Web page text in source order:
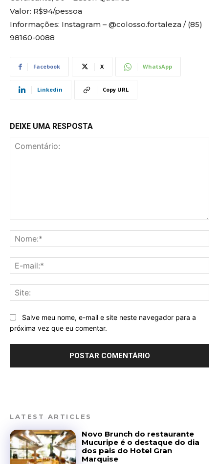
Valor: R$94/pessoa
Informações: Instagram – @colosso.fortaleza / (85)
98160-0088
Facebook X WhatsApp
Linkedin Copy URL
DEIXE UMA RESPOSTA
Salve meu nome, e-mail e site neste navegador para a
próxima vez que eu comentar.
LATEST ARTICLES
Novo Brunch do restaurante
Mucuripe é o destaque do dia
dos pais do Hotel Gran
Marquise